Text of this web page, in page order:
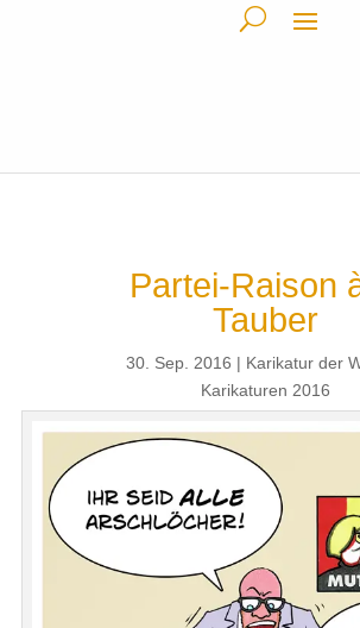
Partei-Raison
Tauber
30. Sep. 2016 Karikatur der
Karikaturen 2016